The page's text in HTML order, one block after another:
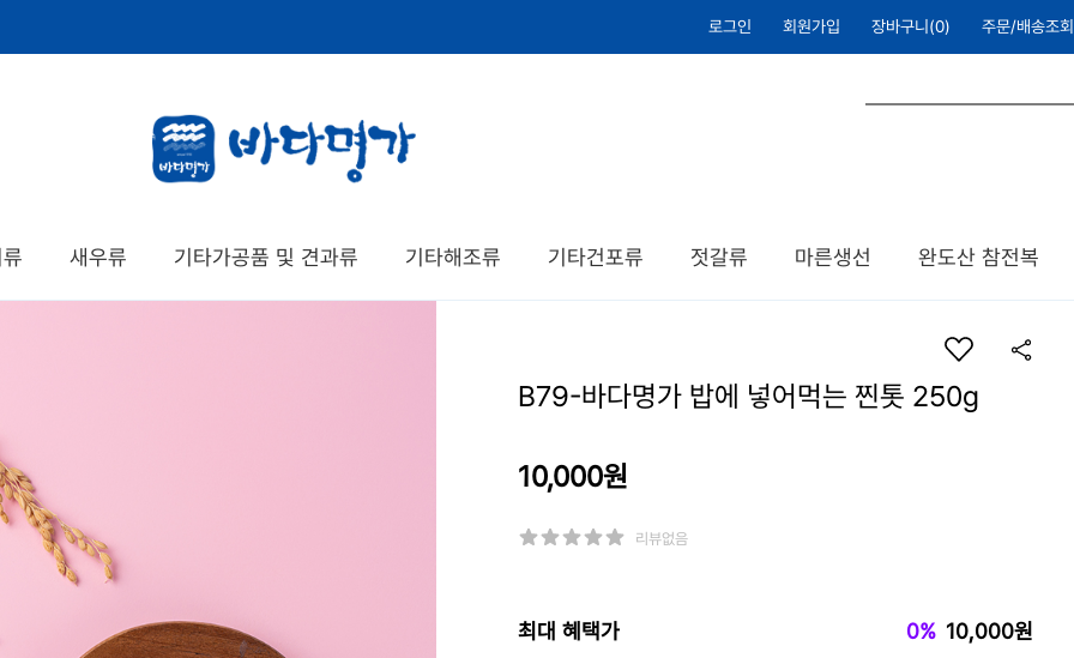
로그인 회원가입 장바구니(0) 주문/배송조회
새우류 기타가공품 및 견과류 기타해조류 기타건포류 젓갈류 마른생선 완도산 참전복
B79-바다명가 밥에 넣어먹는 찐톳 250g
10,000원
리뷰없음
최대 혜택가 0% 10,000원